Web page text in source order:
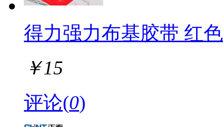
得力强力布基胶带 红
￥15
评论(0)